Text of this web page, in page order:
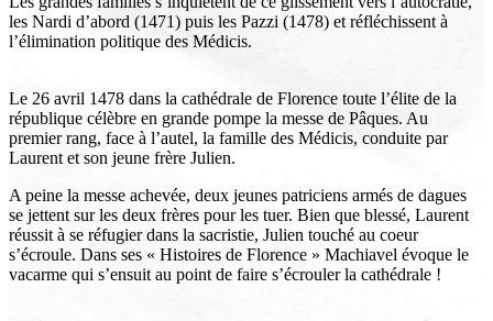
les Nardi d’abord (1471) puis les Pazzi (1478) et réfléchissent à
l’élimination politique des Médicis.
Le 26 avril 1478 dans la cathédrale de Florence toute l’élite de la
république célèbre en grande pompe la messe de Pâques. Au
premier rang, face à l’autel, la famille des Médicis, conduite par
Laurent et son jeune frère Julien.
A peine la messe achevée, deux jeunes patriciens armés de dagues
se jettent sur les deux frères pour les tuer. Bien que blessé, Laurent
réussit à se réfugier dans la sacristie, Julien touché au coeur
s’écroule. Dans ses « Histoires de Florence » Machiavel évoque le
vacarme qui s’ensuit au point de faire s’écrouler la cathédrale !